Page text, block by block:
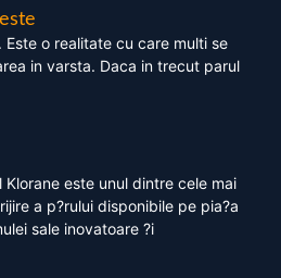
o realitate cu care multi se
in varsta. Daca in trecut parul
Klorane este unul dintre cele mai
a p?rului disponibile pe pia?a
sale inovatoare ?i